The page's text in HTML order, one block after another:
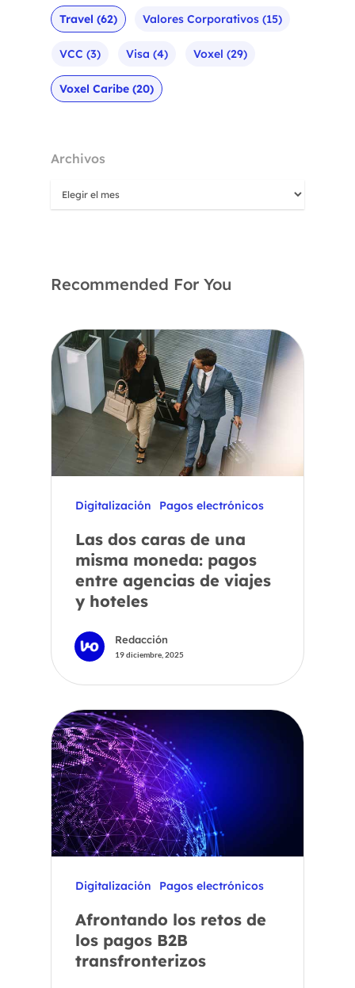
Travel (62) Valores Corporativos (15)
VCC (3) Visa (4) Voxel (29)
Voxel Caribe (20)
Archivos
Recommended For You
Digitalización Pagos electrónicos
Las dos caras de una
misma moneda: pagos
entre agencias de viajes
y hoteles
Redacción
19 diciembre, 2025
Digitalización Pagos electrónicos
Afrontando los retos de
los pagos B2B
transfronterizos